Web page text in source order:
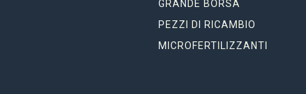
GRANDE BORSA
PEZZI DI RICAMBIO
MICROFERTILIZZANTI